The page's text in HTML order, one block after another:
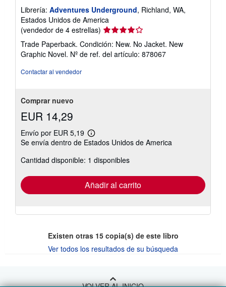
Librería: Adventures Underground, Richland, WA,
Estados Unidos de America
(vendedor de 4 estrellas) Calificación
del
vendedor:
4
Trade Paperback. Condición: New. No Jacket. New
Graphic Novel. Nº de ref. del artículo: 878067
Contactar al vendedor
Comprar nuevo
EUR 14,29
Envío por EUR 5,19
Más
información
las
tarifas
envío
Se envía dentro de Estados Unidos de America
Cantidad disponible: 1 disponibles
Añadir al carrito
Existen otras 15copia(s) de este libro
Ver todos los resultados de su búsqueda